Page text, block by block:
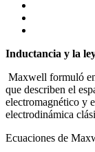
Inductancia y la
Maxwell formuló
que describen el
electromagnético y
electrodinámica
Ecuaciones de